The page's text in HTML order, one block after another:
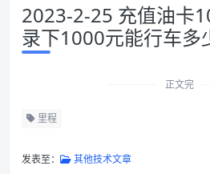
2023-2-25 充值油卡
录下1000元能行车多
正文完
里程
发表至： 其他技术文章